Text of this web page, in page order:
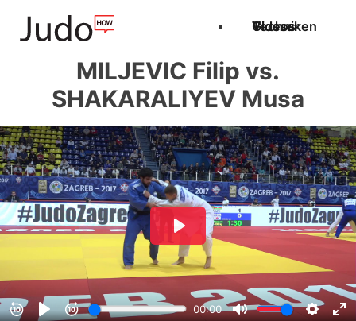
Techniken
Videos
Glossar
MILJEVIC Filip vs.
SHAKARALIYEV Musa